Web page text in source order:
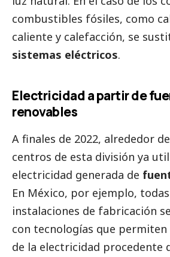
combustibles fósiles, como
caliente y calefacción, se
sistemas eléctricos.
Electricidad a partir de
renovables
A finales de 2022, alrededor
centros de esta división ya
electricidad generada de
En México, por ejemplo,
instalaciones de fabricación
con tecnologías que
de la electricidad procedente